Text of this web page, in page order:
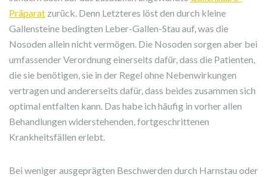
Präparat zurück. Denn Letzteres löst den durch kleine
Gallensteine bedingten Leber-Gallen-Stau auf, was die
Nosoden allein nicht vermögen. Die Nosoden sorgen aber bei
umfassender Verordnung einerseits dafür, dass die Patienten,
die sie benötigen, sie in der Regel ohne Nebenwirkungen
vertragen und andererseits dafür, dass beides zusammen sich
optimal entfalten kann. Das habe ich häufig in vorher allen
Behandlungen widerstehenden, fortgeschrittenen
Krankheitsfällen erlebt.
Bei weniger ausgeprägten Beschwerden durch Harnstau oder